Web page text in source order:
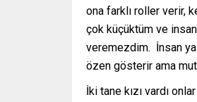
ona farklı roller verir,
çok küçüktüm ve
veremezdim. İnsan
özen gösterir ama
İki tane kızı vardı